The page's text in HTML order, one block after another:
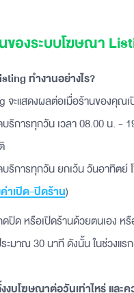
ของระบบโฆษณา
ทำงานอย่างไร?
จะแสดงผลต่อเมื่อร้านของคุณ
บริการทุกวัน เวลา 08.00 น. -
บริการทุกวัน ยกเว้น วันอาทิต
าเปิด-ปิดร้าน)
ด หรือเปิดร้านด้วยตนเอง หรื
ะมาณ 30 นาที ดังนั้น ในช่วงแ
งบโฆษณาต่อวันเท่าไหร่ และ